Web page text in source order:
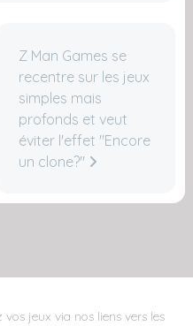
Z Man Games se
recentre sur les jeux
simples mais
profonds et veut
éviter l'effet "Encore
un clone?"
jeux via nos liens vers les